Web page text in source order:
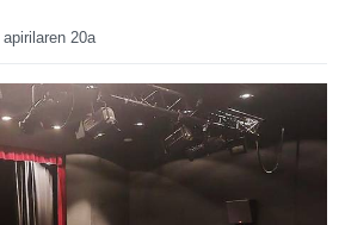
apirilaren 20a